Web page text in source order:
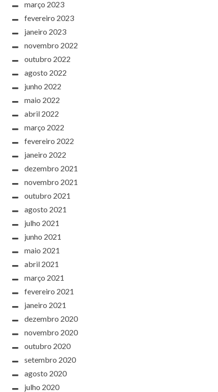
março 2023
fevereiro 2023
janeiro 2023
novembro 2022
outubro 2022
agosto 2022
junho 2022
maio 2022
abril 2022
março 2022
fevereiro 2022
janeiro 2022
dezembro 2021
novembro 2021
outubro 2021
agosto 2021
julho 2021
junho 2021
maio 2021
abril 2021
março 2021
fevereiro 2021
janeiro 2021
dezembro 2020
novembro 2020
outubro 2020
setembro 2020
agosto 2020
julho 2020